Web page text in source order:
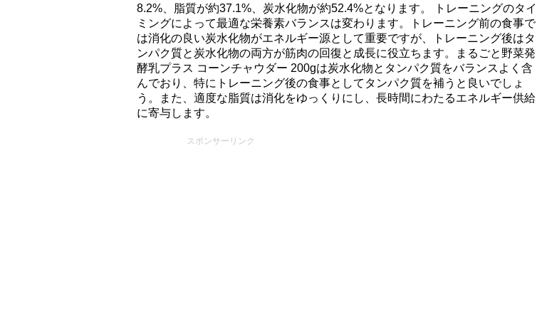
8.2%、脂質が約37.1%、炭水化物が約52.4%となります。 トレーニングのタイ
ミングによって最適な栄養素バランスは変わります。トレーニング前の食事で
は消化の良い炭水化物がエネルギー源として重要ですが、トレーニング後はタ
ンパク質と炭水化物の両方が筋肉の回復と成長に役立ちます。まるごと野菜発
酵乳プラス コーンチャウダー 200gは炭水化物とタンパク質をバランスよく含
んでおり、特にトレーニング後の食事としてタンパク質を補うと良いでしょ
う。また、適度な脂質は消化をゆっくりにし、長時間にわたるエネルギー供給
に寄与します。
スポンサーリンク